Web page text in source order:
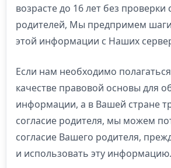
возрасте до 16 лет без проверки
родителей, Мы предпримем
этой информации с Наших
Если нам необходимо
качестве правовой основы для
информации, а в Вашей стране
согласие родителя, мы можем
согласие Вашего родителя,
и использовать эту информацию.